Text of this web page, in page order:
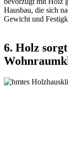
Hausbau, die sich
Gewicht und
6. Holz